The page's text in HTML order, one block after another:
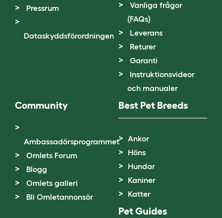
Pressrum
Dataskyddsförordningen
Vanliga frågor
(FAQs)
Leverans
Returer
Garanti
Instruktionsvideor
och manualer
Community
Ambassadörsprogrammet
Omlets Forum
Blogg
Omlets galleri
Bli Omletannonsör
Best Pet Breeds
Ankor
Höns
Hundar
Kaniner
Katter
Pet Guides